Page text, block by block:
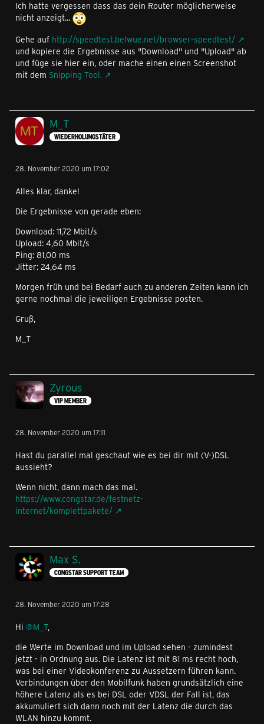
Ich hatte vergessen dass das dein Router möglicherweise
nicht anzeigt...
Gehe auf http://speedtest.belwue.net/browser-speedtest/
und kopiere die Ergebnisse aus "Download" und "Upload" ab
und füge sie hier ein, oder mache einen einen Screenshot
mit dem Snipping Tool.
M_T
WIEDERHOLUNGSTÄTER
28. November 2020 um 17:02
Alles klar, danke!
Die Ergebnisse von gerade eben:
Download: 11,72 Mbit/s
Upload: 4,60 Mbit/s
Ping: 81,00 ms
Jitter: 24,64 ms
Morgen früh und bei Bedarf auch zu anderen Zeiten kann ich
gerne nochmal die jeweiligen Ergebnisse posten.
Gruß,
M_T
Zyrous
VIP MEMBER
28. November 2020 um 17:11
Hast du parallel mal geschaut wie es bei dir mit (V-)DSL
aussieht?
Wenn nicht, dann mach das mal.
https://www.congstar.de/festnetz-
internet/komplettpakete/
Max S.
CONGSTAR SUPPORT TEAM
28. November 2020 um 17:28
Hi @M_T,
die Werte im Download und im Upload sehen - zumindest
jetzt - in Ordnung aus. Die Latenz ist mit 81 ms recht hoch,
was bei einer Videokonferenz zu Aussetzern führen kann.
Verbindungen über den Mobilfunk haben grundsätzlich eine
höhere Latenz als es bei DSL oder VDSL der Fall ist, das
akkumuliert sich dann noch mit der Latenz die durch das
WLAN hinzu kommt.